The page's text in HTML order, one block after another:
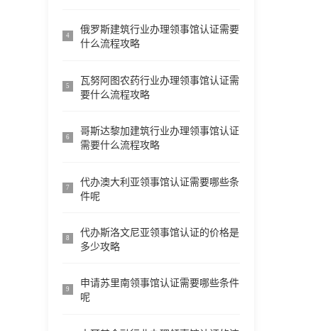
4
俄罗斯建筑行业办理领事馆认证需要
什么流程攻略
5
瓦努阿图农药行业办理领事馆认证需
要什么流程攻略
6
哥斯达黎加建筑行业办理领事馆认证
需要什么流程攻略
7
代办澳大利亚领事馆认证需要哪些条
件呢
8
代办斯洛文尼亚领事馆认证的价格是
多少攻略
9
申请苏里南领事馆认证需要哪些条件
呢